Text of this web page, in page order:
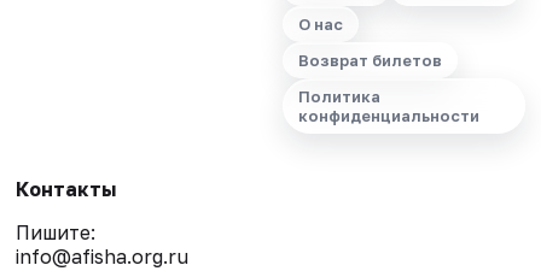
О нас
Возврат билетов
Политика
конфиденциальности
Контакты
Пишите:
info@afisha.org.ru